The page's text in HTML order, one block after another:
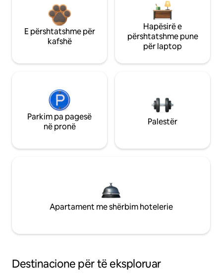
E përshtatshme për
kafshë
Hapësirë e
përshtatshme pune
për laptop
Parkim pa pagesë
në pronë
Palestër
Apartament me shërbim hotelerie
Destinacione për të eksploruar